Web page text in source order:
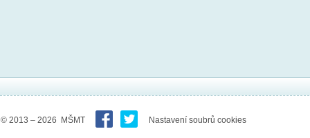
© 2013 – 2026 MŠMT Nastavení soubrů cookies